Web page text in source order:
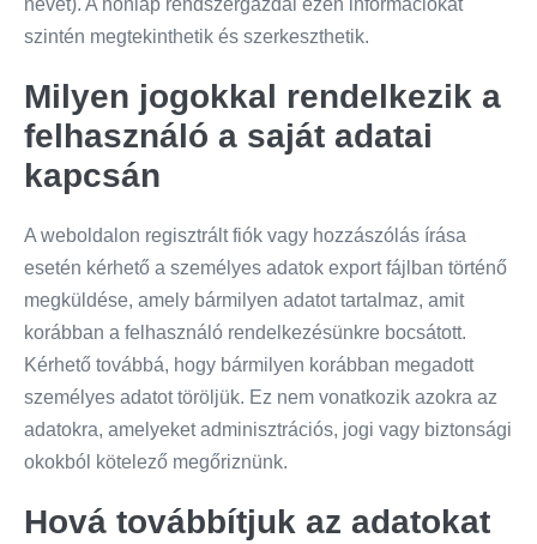
nevét). A honlap rendszergazdái ezen információkat
szintén megtekinthetik és szerkeszthetik.
Milyen jogokkal rendelkezik a
felhasználó a saját adatai
kapcsán
A weboldalon regisztrált fiók vagy hozzászólás írása
esetén kérhető a személyes adatok export fájlban történő
megküldése, amely bármilyen adatot tartalmaz, amit
korábban a felhasználó rendelkezésünkre bocsátott.
Kérhető továbbá, hogy bármilyen korábban megadott
személyes adatot töröljük. Ez nem vonatkozik azokra az
adatokra, amelyeket adminisztrációs, jogi vagy biztonsági
okokból kötelező megőriznünk.
Hová továbbítjuk az adatokat